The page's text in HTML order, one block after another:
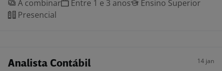
A combinar
Entre 1 e 3 anos
Ensino Superior
Presencial
Analista Contábil 14 jan